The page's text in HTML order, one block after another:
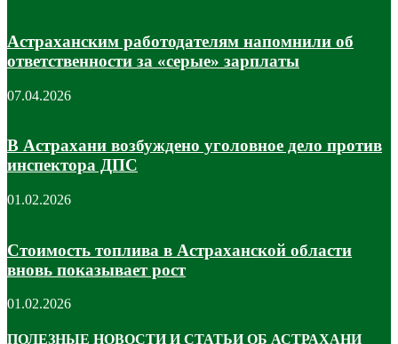
Астраханским работодателям напомнили об
ответственности за «серые» зарплаты
07.04.2026
В Астрахани возбуждено уголовное дело против
инспектора ДПС
01.02.2026
Стоимость топлива в Астраханской области
вновь показывает рост
01.02.2026
ПОЛЕЗНЫЕ НОВОСТИ И СТАТЬИ ОБ АСТРАХАНИ